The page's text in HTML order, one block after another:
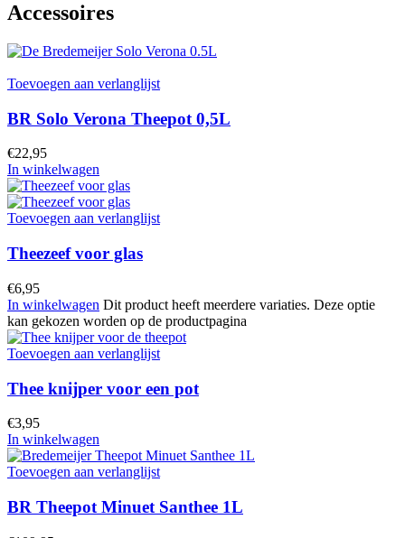
Accessoires
Toevoegen aan verlanglijst
BR Solo Verona Theepot 0,5L
€22,95
In winkelwagen
Toevoegen aan verlanglijst
Theezeef voor glas
€6,95
In winkelwagen Dit product heeft meerdere variaties. Deze optie
kan gekozen worden op de productpagina
Toevoegen aan verlanglijst
Thee knijper voor een pot
€3,95
In winkelwagen
Toevoegen aan verlanglijst
BR Theepot Minuet Santhee 1L